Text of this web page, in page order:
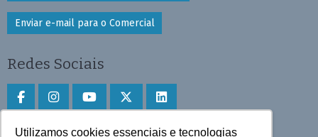
Utilizamos cookies essenciais e tecnologias
Enviar e-mail para o Comercial
Redes Sociais